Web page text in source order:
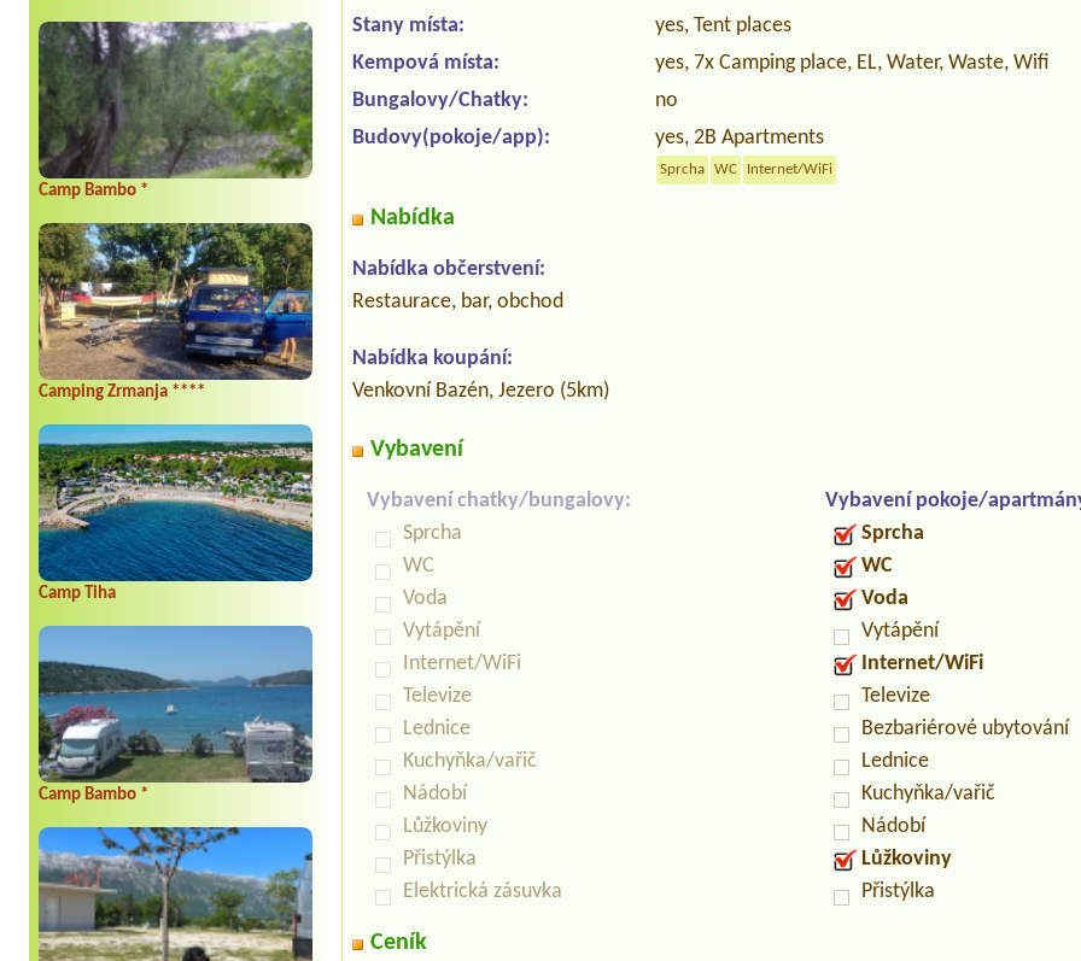
Camp Bambo *
Camping Zrmanja ****
Camp Tiha
Camp Bambo *
Stany místa:
yes, Tent places
Kempová místa:
yes, 7x Camping place, EL, Water, Waste, Wifi
Bungalovy/Chatky:
no
Budovy(pokoje/app):
yes, 2B Apartments
Sprcha WC Internet/WiFi
Nabídka
Nabídka občerstvení:
Restaurace, bar, obchod
Nabídka koupání:
Venkovní Bazén, Jezero (5km)
Vybavení
Vybavení chatky/bungalovy:
Sprcha
WC
Voda
Vytápění
Internet/WiFi
Televize
Lednice
Kuchyňka/vařič
Nádobí
Lůžkoviny
Přistýlka
Elektrická zásuvka
Vybavení pokoje/
Sprcha
WC
Voda
Vytápění
Internet/WiFi
Televize
Bezbariérové ubytování
Lednice
Kuchyňka/vařič
Nádobí
Lůžkoviny
Přistýlka
Ceník